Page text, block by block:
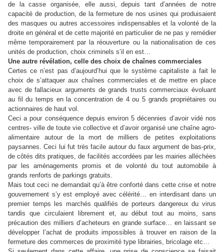
de la casse organisée, elle aussi, depuis tant d’années de notre
capacité de production, de la fermeture de nos usines qui produisaient
des masques ou autres accessoires indispensables et la volonté de la
droite en général et de cette majorité en particulier de ne pas y remédier
même temporairement par la réouverture ou la nationalisation de ces
unités de production, choix criminels s’il en est…
Une autre révélation, celle des choix de chaînes commerciales
Certes ce n’est pas d’aujourd’hui que le système capitaliste a fait le
choix de s’attaquer aux chaînes commerciales et de mettre en place
avec de fallacieux arguments de grands trusts commerciaux évoluant
au fil du temps en la concentration de 4 ou 5 grands propriétaires ou
actionnaires de haut vol.
Ceci a pour conséquence depuis environ 5 décennies d’avoir vidé nos
centres- ville de toute vie collective et d’avoir organisé une chaîne agro-
alimentaire autour de la mort de milliers de petites exploitations
paysannes. Ceci lui fut très facile autour du faux argument de bas-prix,
de côtés dits pratiques, de facilités accordées par les mairies alléchées
par les aménagements promis et de volonté du tout automobile à
grands renforts de parkings gratuits.
Mais tout ceci ne demandait qu’à être conforté dans cette crise et notre
gouvernement s’y est employé avec célérité… en interdisant dans un
premier temps les marchés qualifiés de porteurs dangereux du virus
tandis que circulaient librement et, au début tout au moins, sans
précaution des milliers d’acheteurs en grande surface… en laissant se
développer l’achat de produits impossibles à trouver en raison de la
fermeture des commerces de proximité type librairies, bricolage etc…